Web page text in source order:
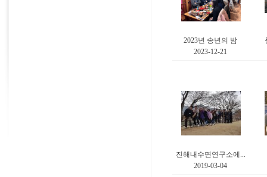
2023년 송년의 밤
2023-12-21
진해내수면연구소에...
2019-03-04